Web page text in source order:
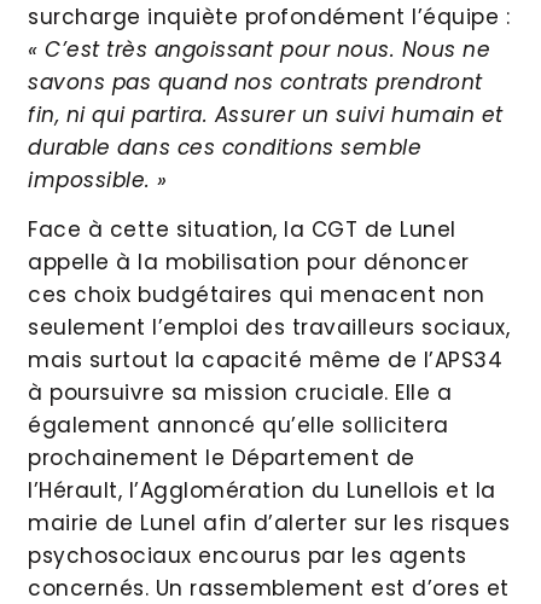
surcharge inquiète profondément l’équipe :
« C’est très angoissant pour nous. Nous ne
savons pas quand nos contrats prendront
fin, ni qui partira. Assurer un suivi humain et
durable dans ces conditions semble
impossible. »
Face à cette situation, la CGT de Lunel
appelle à la mobilisation pour dénoncer
ces choix budgétaires qui menacent non
seulement l’emploi des travailleurs sociaux,
mais surtout la capacité même de l’APS34
à poursuivre sa mission cruciale. Elle a
également annoncé qu’elle sollicitera
prochainement le Département de
l’Hérault, l’Agglomération du Lunellois et la
mairie de Lunel afin d’alerter sur les risques
psychosociaux encourus par les agents
concernés. Un rassemblement est d’ores et